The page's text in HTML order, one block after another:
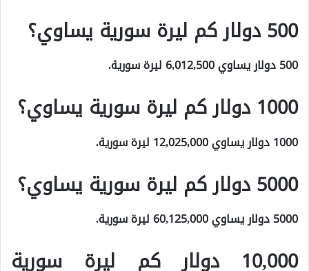
500 دولار كم ليرة سورية يساوي؟
500 دولار يساوي 6,012,500 ليرة سورية.
1000 دولار كم ليرة سورية يساوي؟
1000 دولار يساوي 12,025,000 ليرة سورية.
5000 دولار كم ليرة سورية يساوي؟
5000 دولار يساوي 60,125,000 ليرة سورية.
10,000 دولار كم ليرة سورية